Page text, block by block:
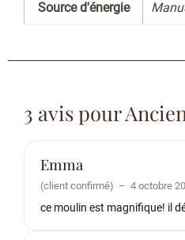
Source d'énergie
3 avis pour
Emma
(client confirmé) – 4 octobre
ce moulin est magnifique! il